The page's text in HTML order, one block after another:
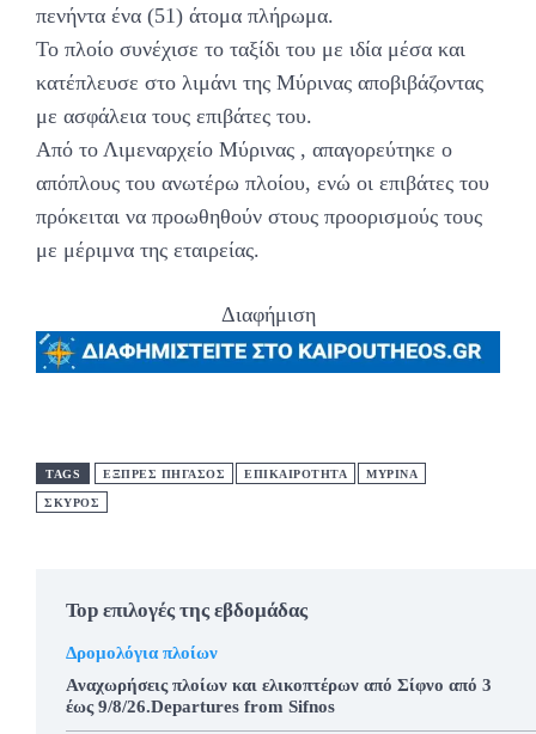
πενήντα ένα (51) άτομα πλήρωμα.
Το πλοίο συνέχισε το ταξίδι του με ιδία μέσα και
κατέπλευσε στο λιμάνι της Μύρινας αποβιβάζοντας
με ασφάλεια τους επιβάτες του.
Από το Λιμεναρχείο Μύρινας , απαγορεύτηκε ο
απόπλους του ανωτέρω πλοίου, ενώ οι επιβάτες του
πρόκειται να προωθηθούν στους προορισμούς τους
με μέριμνα της εταιρείας.
Διαφήμιση
TAGS ΕΞΠΡΕΣ ΠΗΓΑΣΟΣ ΕΠΙΚΑΙΡΟΤΗΤΑ ΜΥΡΙΝΑ
ΣΚΥΡΟΣ
Top επιλογές της εβδομάδας
Δρομολόγια πλοίων
Αναχωρήσεις πλοίων και ελικοπτέρων από Σίφνο από 3
έως 9/8/26.Departures from Sifnos